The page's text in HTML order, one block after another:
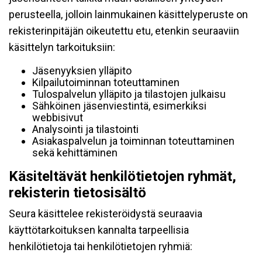
perusteella, jolloin lainmukainen käsittelyperuste on
rekisterinpitäjän oikeutettu etu, etenkin seuraaviin
käsittelyn tarkoituksiin:
Jäsenyyksien ylläpito
Kilpailutoiminnan toteuttaminen
Tulospalvelun ylläpito ja tilastojen julkaisu
Sähköinen jäsenviestintä, esimerkiksi
webbisivut
Analysointi ja tilastointi
Asiakaspalvelun ja toiminnan toteuttaminen
sekä kehittäminen
Käsiteltävät henkilötietojen ryhmät,
rekisterin tietosisältö
Seura käsittelee rekisteröidystä seuraavia
käyttötarkoituksen kannalta tarpeellisia
henkilötietoja tai henkilötietojen ryhmiä: